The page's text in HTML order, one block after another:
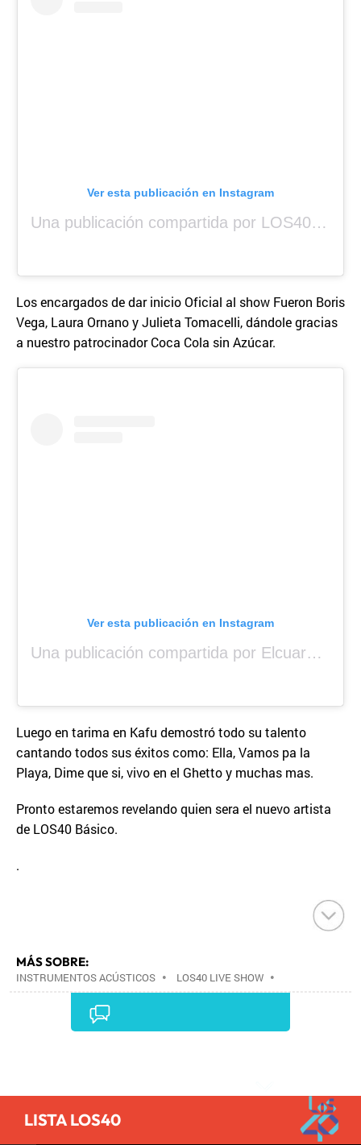
Ver esta publicación en Instagram
Una publicación compartida por LOS40 Panamá (@los40panama)
Los encargados de dar inicio Oficial al show Fueron Boris
Vega, Laura Ornano y Julieta Tomacelli, dándole gracias
a nuestro patrocinador Coca Cola sin Azúcar.
Ver esta publicación en Instagram
Una publicación compartida por Elcuara (@elcuara.25)
Luego en tarima en Kafu demostró todo su talento
cantando todos sus éxitos como: Ella, Vamos pa la
Playa, Dime que si, vivo en el Ghetto y muchas mas.
Pronto estaremos revelando quien sera el nuevo artista
de LOS40 Básico.
.
MÁS SOBRE:
INSTRUMENTOS ACÚSTICOS • LOS40 LIVE SHOW •
CONCIERTOS•LOS40•EVENTOS MUSICALES•
•AGENDA CULTURAL
•PRISA MEDIA•MÚSICA•GRUPO
COMUNICACIÓN•COMUNICACIÓN•
LISTA LOS40